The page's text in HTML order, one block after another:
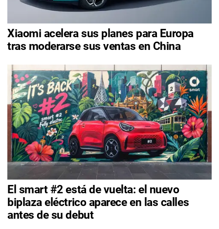
Xiaomi acelera sus planes para Europa
tras moderarse sus ventas en China
El smart #2 está de vuelta: el nuevo
biplaza eléctrico aparece en las calles
antes de su debut